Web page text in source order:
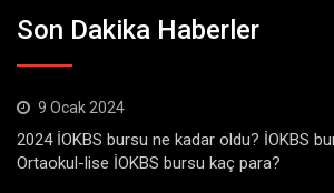
Son Dakika Haberler
9 Ocak 2024
2024 İOKBS bursu ne kadar oldu? İOKBS
Ortaokul-lise İOKBS bursu kaç para?